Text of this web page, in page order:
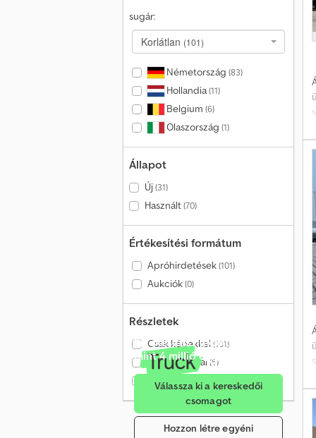
sugár:
Korlátlan (101)
Németország (83)
Hollandia(11)
Belgium (6)
Olaszország (1)
Állapot
Új(31)
Használt(70)
Értékesítési formátum
Apróhirdetések(101)
Aukciók(0)
Részletek
Csak képekkel (101)
Csak videóval (5)
Csak ellenőrzött kereskedők
Értékesítés havonta több
mint 4 millió érdeklődőnek
Válassza ki a kereskedői
csomagot
Hozzon létre egyéni